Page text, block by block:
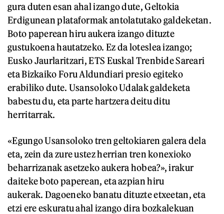
gura duten esan ahal izango dute, Geltokia
Erdigunean plataformak antolatutako galdeketan.
Boto paperean hiru aukera izango dituzte
gustukoena hautatzeko. Ez da loteslea izango;
Eusko Jaurlaritzari, ETS Euskal Trenbide Sareari
eta Bizkaiko Foru Aldundiari presio egiteko
erabiliko dute. Usansoloko Udalak galdeketa
babestu du, eta parte hartzera deitu ditu
herritarrak.
«Egungo Usansoloko tren geltokiaren galera dela
eta, zein da zure ustez herrian tren konexioko
beharrizanak asetzeko aukera hobea?», irakur
daiteke boto paperean, eta azpian hiru
aukerak. Dagoeneko banatu dituzte etxeetan, eta
etzi ere eskuratu ahal izango dira bozkalekuan